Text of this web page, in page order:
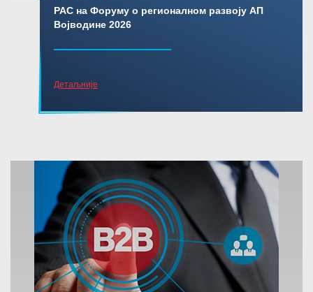
РАС на Форуму о регионалном развоју АП
Војводине 2026
Детаљније